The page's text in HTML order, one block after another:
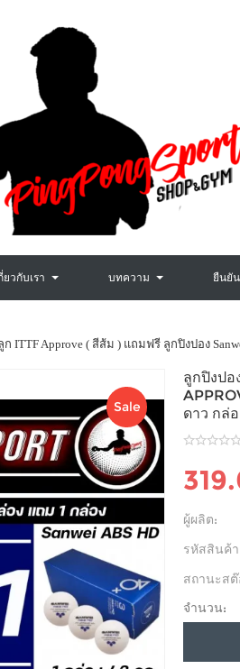
ยวกับเรา บทความ ยืนยัน
ITTF Approve ( สีส้ม ) แถมฟรี ลูกปิงปอง
Sale
ลูกปิงปอ
ดาว กล่
ผู้ผลิต:
รหัสสินค้
สถานะสต๊
จำนวน: